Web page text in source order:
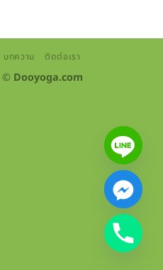
บทความ ติดต่อเรา
© Dooyoga.com